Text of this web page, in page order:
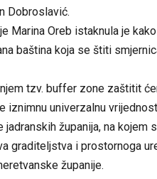
Dobroslavić.
Marina Oreb istaknula je
baština koja se štiti
tzv. buffer zone zaštitit
univerzalnu
županija, na
graditeljstva i prostornoga
županije.